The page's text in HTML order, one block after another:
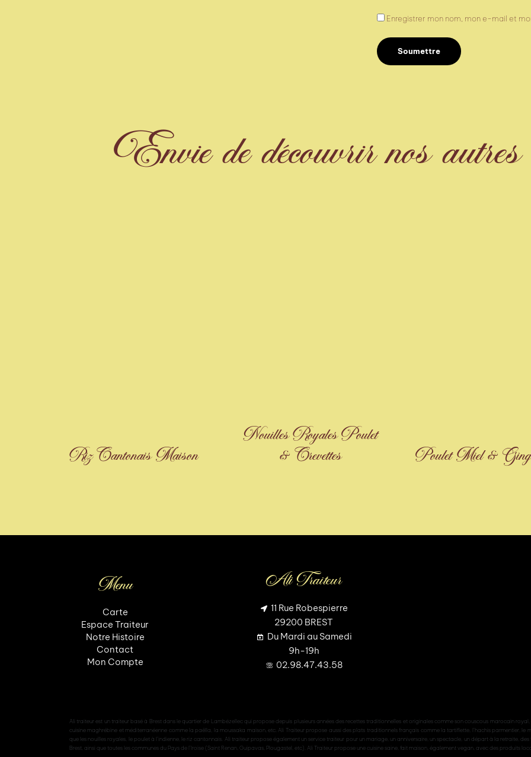
Enregistrer mon nom, mon e-mail et
Envie de découvrir nos autres
Riz Cantonais Maison
Nouilles Royales Poulet
& Crevettes
Poulet Miel &
Menu
Carte
Espace Traiteur
Notre Histoire
Contact
Mon Compte
Ali Traiteur
11 Rue Robespierre
29200 BREST
Du Mardi au Samedi
9h-19h
02.98.47.43.58
Ali traiteur est un traiteur basé à Brest dans le quartier de Lambézellec qui propose depuis plusieurs années des recettes traditionnelles et originales comme son couscous marocain
cuisine maghrébine et méditerranéenne comme la paëlla, la moussaka maison, etc. Ali Traiteur propose aussi des plats traditionnels français comme la tartiflette, l’hachis parmentier,
que les nouilles royales, le poulet à l’indienne, le riz cantonnais. Ali traiteur propose également un service traiteur pour un mariage, un anniversaire, un spectacle, un départ à la retraite,
Brest, ainsi que toutes les communes du Pays de l’Iroise (Saint Renan, Guipavas, Plougastel, etc). Ali Traiteur propose une cuisine saine, fait maison, également vegan, avec des produits